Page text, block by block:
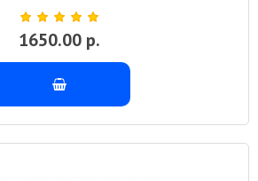
1650.00 р.